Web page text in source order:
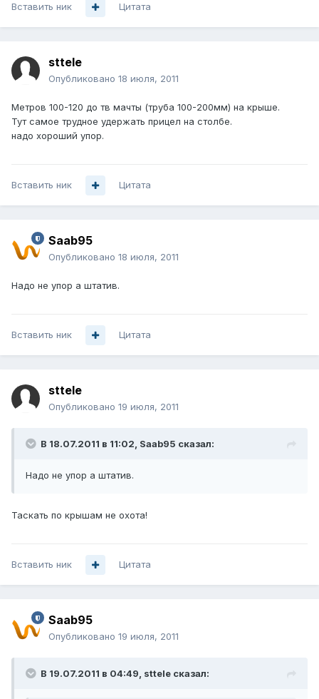
Вставить ник Цитата
sttele
Опубликовано 18 июля, 2011
Метров 100-120 до тв мачты (труба 100-200мм) на крыше.
Тут самое трудное удержать прицел на столбе.
надо хороший упор.
Вставить ник Цитата
Saab95
Опубликовано 18 июля, 2011
Надо не упор а штатив.
Вставить ник Цитата
sttele
Опубликовано 19 июля, 2011
В 18.07.2011 в 11:02, Saab95 сказал:
Надо не упор а штатив.
Таскать по крышам не охота!
Вставить ник Цитата
Saab95
Опубликовано 19 июля, 2011
В 19.07.2011 в 04:49, sttele сказал: